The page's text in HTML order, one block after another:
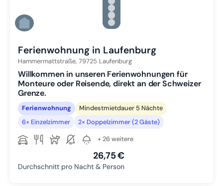
Zu Slide 3 wechseln
Zu Slide 4 wechseln
Zu Slide 5 wechseln
Zu Slide 6 wechseln
Ferienwohnung in Laufenburg
Hammermattstraße, 79725 Laufenburg
Willkommen in unseren Ferienwohnungen für
Monteure oder Reisende, direkt an der Schweizer
Grenze.
Ferienwohnung
Mindestmietdauer 5 Nächte
6× Einzelzimmer
2× Doppelzimmer (2 Gäste)
+ 26 weitere
26,75 €
Durchschnitt pro Nacht & Person